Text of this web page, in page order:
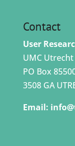
Contact
User
UMC Utrecht
PO Box
3508 GA
Email: